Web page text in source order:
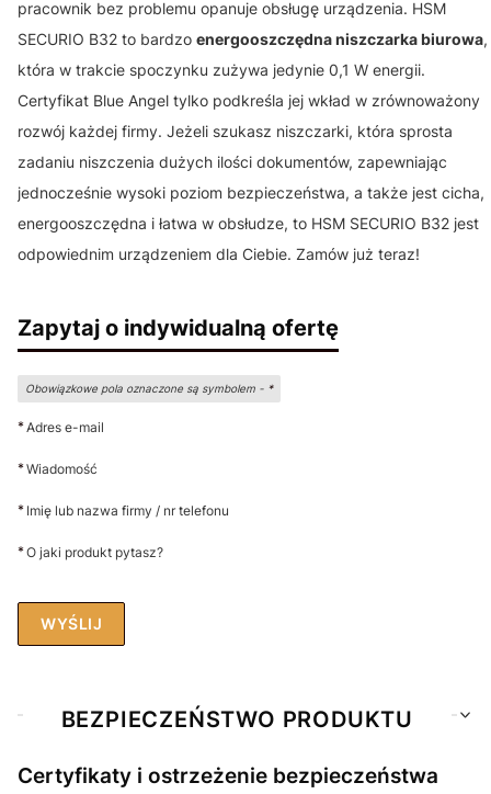
pracownik bez problemu opanuje obsługę urządzenia. HSM
SECURIO B32 to bardzo energooszczędna niszczarka biurowa,
która w trakcie spoczynku zużywa jedynie 0,1 W energii.
Certyfikat Blue Angel tylko podkreśla jej wkład w zrównoważony
rozwój każdej firmy. Jeżeli szukasz niszczarki, która sprosta
zadaniu niszczenia dużych ilości dokumentów, zapewniając
jednocześnie wysoki poziom bezpieczeństwa, a także jest cicha,
energooszczędna i łatwa w obsłudze, to HSM SECURIO B32 jest
odpowiednim urządzeniem dla Ciebie. Zamów już teraz!
Zapytaj o indywidualną ofertę
Obowiązkowe pola oznaczone są symbolem - *
*Adres e-mail
*Wiadomość
* Imię lub nazwa firmy / nr telefonu
*O jaki produkt pytasz?
WYŚLIJ
BEZPIECZEŃSTWO PRODUKTU
Certyfikaty i ostrzeżenie bezpieczeństwa